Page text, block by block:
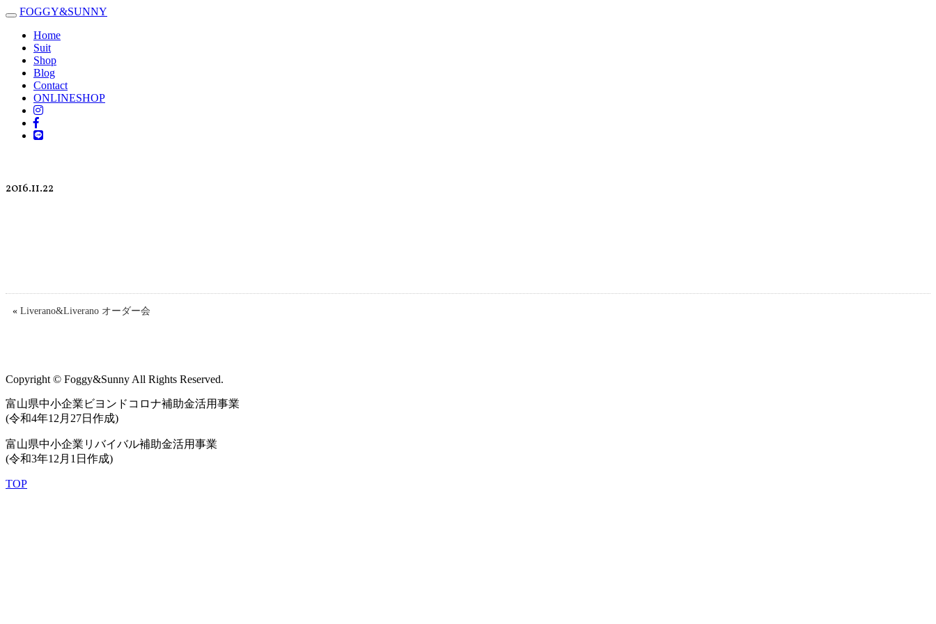
Toggle
navigation
FOGGY&SUNNY
Home
Suit
Shop
Blog
Contact
ONLINESHOP
2016.11.22
« Liverano&Liverano オーダー会
Copyright © Foggy&Sunny All Rights Reserved.
富山県中小企業ビヨンドコロナ補助金活用事業
(令和4年12月27日作成)
富山県中小企業リバイバル補助金活用事業
(令和3年12月1日作成)
TOP